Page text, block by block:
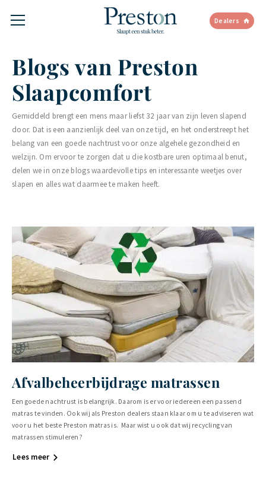
Dealers
Blogs van Preston
Slaapcomfort
Gemiddeld brengt een mens maar liefst 32 jaar van zijn leven slapend
door. Dat is een aanzienlijk deel van onze tijd, en het onderstreept het
belang van een goede nachtrust voor onze algehele gezondheid en
welzijn. Om ervoor te zorgen dat u die kostbare uren optimaal benut,
delen we in onze blogs waardevolle tips en interessante weetjes over
slapen en alles wat daarmee te maken heeft.
Afvalbeheerbijdrage matrassen
Een goede nachtrust is belangrijk. Daarom is er voor iedereen een passend
matras te vinden. Ook wij als Preston dealers staan klaar om u te adviseren wat
voor u het beste Preston matras is. Maar wist u ook dat wij recycling van
matrassen stimuleren?
Lees meer